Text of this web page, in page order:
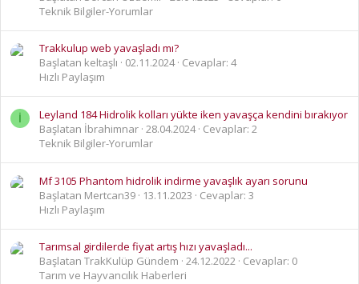
Teknik Bilgiler-Yorumlar
Trakkulup web yavaşladı mı?
Başlatan keltaşlı
02.11.2024 Cevaplar: 4
Hızlı Paylaşım
İ
Leyland 184 Hidrolik kolları yükte iken yavaşça kendini bırakıyor
Başlatan İbrahimnar 28.04.2024 Cevaplar: 2
Teknik Bilgiler-Yorumlar
Mf 3105 Phantom hidrolik indirme yavaşlık ayarı sorunu
Başlatan Mertcan39
13.11.2023
Cevaplar: 3
Hızlı Paylaşım
Tarımsal girdilerde fiyat artış hızı yavaşladı...
Başlatan TrakKulüp Gündem 24.12.2022 Cevaplar: 0
Tarım ve Hayvancılık Haberleri